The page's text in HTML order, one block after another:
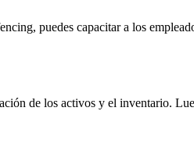
puedes capacitar a los
de los activos y el inventario.